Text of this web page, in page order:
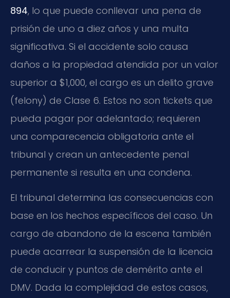
894, lo que puede conllevar una pena de
prisión de uno a diez años y una multa
significativa. Si el accidente solo causa
daños a la propiedad atendida por un valor
superior a $1,000, el cargo es un delito grave
(felony) de Clase 6. Estos no son tickets que
pueda pagar por adelantado; requieren
una comparecencia obligatoria ante el
tribunal y crean un antecedente penal
permanente si resulta en una condena.
El tribunal determina las consecuencias con
base en los hechos específicos del caso. Un
cargo de abandono de la escena también
puede acarrear la suspensión de la licencia
de conducir y puntos de demérito ante el
DMV. Dada la complejidad de estos casos,